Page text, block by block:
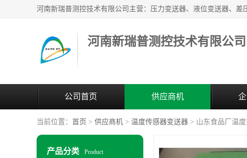
河南新瑞普测控技术有限公司
公司首页 供应商机
当前位置： 首页 > 供应商机 > 温度传感器变送器 > 山东食品厂温
产品分类 Product